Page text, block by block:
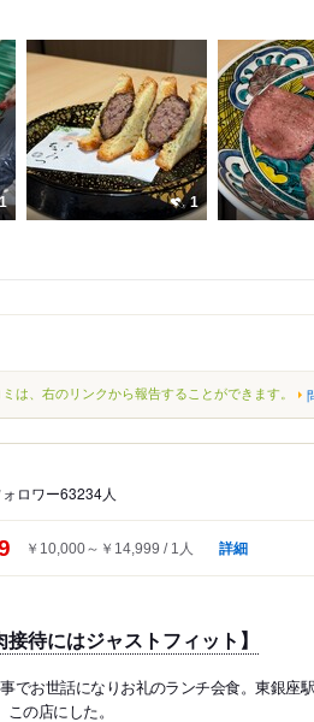
1 1
は、右のリンクから報告することができます。
ォロワー63234人
￥10,000～￥14,999 1人 詳細
接待にはジャストフィット】
でお世話になりお礼のランチ会食。東銀座
の店にした。